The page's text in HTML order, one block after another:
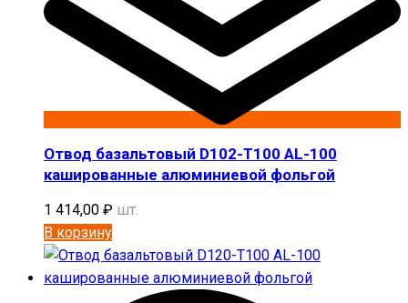
Отвод базальтовый D102-T100 AL-100
кашированные алюминиевой фольгой
1 414,00 ₽ шт.
В корзину